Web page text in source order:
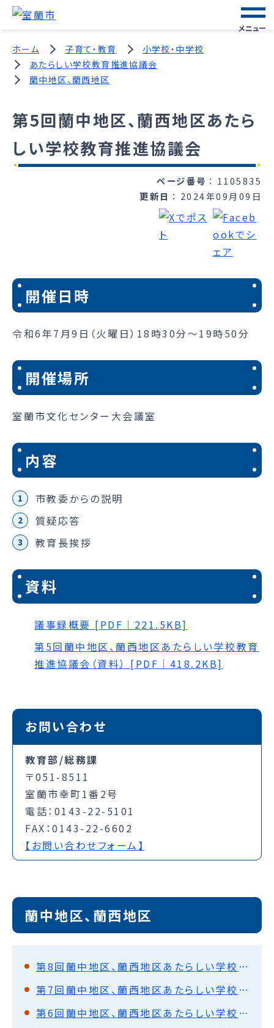
メニュー
ホーム 子育て・教育
小学校・中学校
あたらしい学校教育推進協議会
蘭中地区、蘭西地区
第5回蘭中地区、蘭西地区あたら
しい学校教育推進協議会
ページ番号
1105835
更新日
2024年09月09日
開催日時
令和6年7月9日（火曜日）18時30分～19時50分
開催場所
室蘭市文化センター大会議室
内容
市教委からの説明
質疑応答
教育長挨拶
資料
議事録概要 [PDF｜221.5KB]
第5回蘭中地区、蘭西地区あたらしい学校教育
推進協議会（資料） [PDF｜418.2KB]
お問い合わせ
教育部/総務課
〒051-8511
室蘭市幸町1番2号
電話：0143-22-5101
FAX：0143-22-6602
【お問い合わせフォーム】
蘭中地区、蘭西地区
第8回蘭中地区、蘭西地区あたらしい学校教育推進協議会
第7回蘭中地区、蘭西地区あたらしい学校教育推進協議会
第6回蘭中地区、蘭西地区あたらしい学校教育推進協議会